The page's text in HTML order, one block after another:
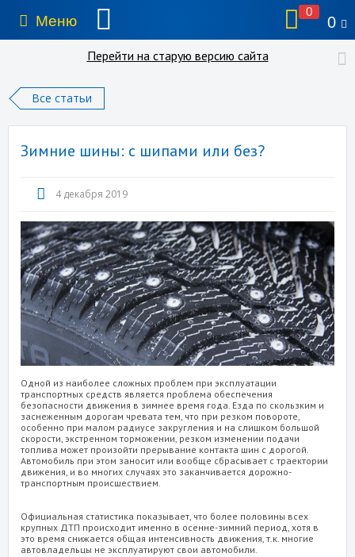
Меню
0
0
Перейти на старую версию сайта
Все статьи
Зимние шины: с шипами или без?
4 декабря 2019
Одной из наиболее сложных проблем при эксплуатации
транспортных средств является проблема обеспечения
безопасности движения в зимнее время года. Езда по скользким и
заснеженным дорогам чревата тем, что при резком повороте,
особенно при малом радиусе закругления и на слишком большой
скорости, экстренном торможении, резком изменении подачи
топлива может произойти прерывание контакта шин с дорогой.
Автомобиль при этом заносит или вообще сбрасывает с траектории
движения, и во многих случаях это заканчивается дорожно-
транспортным происшествием.
Официальная статистика показывает, что более половины всех
крупных ДТП происходит именно в осенне-зимний период, хотя в
это время снижается общая интенсивность движения, т.к. многие
автовладельцы не эксплуатируют свои автомобили.